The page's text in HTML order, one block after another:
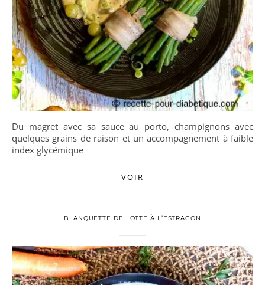
Du magret avec sa sauce au porto, champignons avec
quelques grains de raison et un accompagnement à faible
index glycémique
VOIR
BLANQUETTE DE LOTTE À L’ESTRAGON